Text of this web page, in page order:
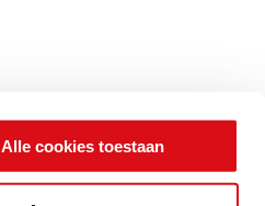
Alle cookies toestaan